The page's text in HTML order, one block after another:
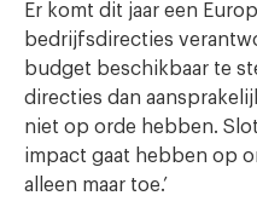
Er komt dit jaar een
bedrijfsdirecties
budget beschikbaar te
directies dan
niet op orde hebben.
impact gaat hebben op
alleen maar toe.’